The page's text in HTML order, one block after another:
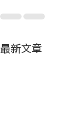
最新文章